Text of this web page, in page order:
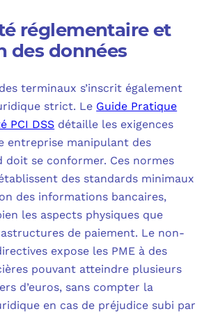
réglementaire et
des données
terminaux s’inscrit également
strict. Le Guide Pratique
PCI DSS détaille les exigences
entreprise manipulant des
doit se conformer. Ces normes
des standards minimaux
des informations bancaires,
les aspects physiques que
de paiement. Le non-
expose les PME à des
pouvant atteindre plusieurs
d’euros, sans compter la
en cas de préjudice subi par